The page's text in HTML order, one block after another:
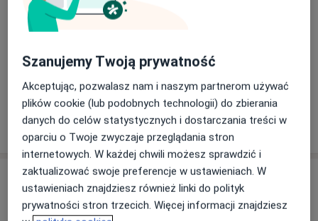
Dietetyk sportowy
Anemia Miażdżyca
Choroby tarczycy
Pokaż więcejo doświadczeniu
Usługi i ceny
Konsultacja dietetyczna
Szanujemy Twoją prywatność
Akceptując, pozwalasz nam i naszym partnerom używać
plików cookie (lub podobnych technologii) do zbierania
danych do celów statystycznych i dostarczania treści w
oparciu o Twoje zwyczaje przeglądania stron
internetowych. W każdej chwili możesz sprawdzić i
zaktualizować swoje preferencje w ustawieniach. W
ustawieniach znajdziesz również linki do polityk
prywatności stron trzecich. Więcej informacji znajdziesz